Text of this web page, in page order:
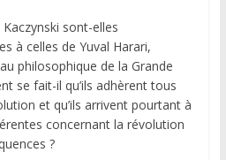
sont-elles
à celles de Yuval Harari,
philosophique de la Grande
se fait-il qu’ils adhèrent tous
et qu’ils arrivent pourtant à
concernant la révolution
?